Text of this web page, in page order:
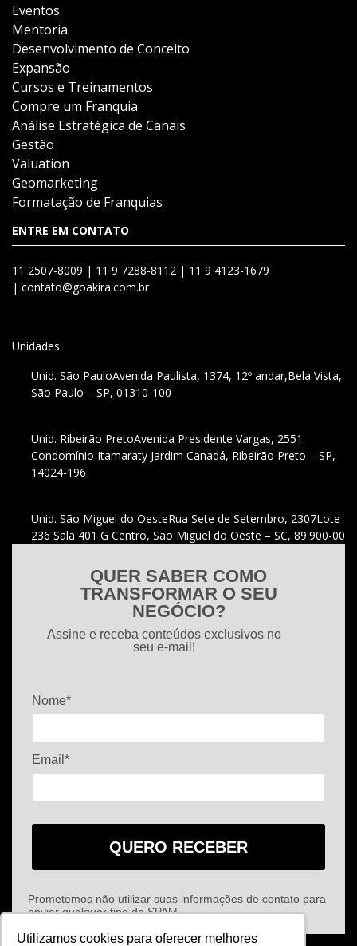
Utilizamos cookies para oferecer melhores
Eventos
Mentoria
Desenvolvimento de Conceito
Expansão
Cursos e Treinamentos
Compre um Franquia
Análise Estratégica de Canais
Gestão
Valuation
Geomarketing
Formatação de Franquias
ENTRE EM CONTATO
11 2507-8009 | 11 9 7288-8112 | 11 9 4123-1679
| contato@goakira.com.br
Unidades
Unid. São PauloAvenida Paulista, 1374, 12º andar,Bela Vista,
São Paulo – SP, 01310-100
Unid. Ribeirão PretoAvenida Presidente Vargas, 2551
Condomínio Itamaraty Jardim Canadá, Ribeirão Preto – SP,
14024-196
Unid. São Miguel do OesteRua Sete de Setembro, 2307Lote
236 Sala 401 G Centro, São Miguel do Oeste – SC, 89.900-00
QUER SABER COMO
TRANSFORMAR O SEU
NEGÓCIO?
Assine e receba conteúdos exclusivos no
seu e-mail!
Nome*
Email*
QUERO RECEBER
Prometemos não utilizar suas informações de contato para
enviar qualquer tipo de SPAM.